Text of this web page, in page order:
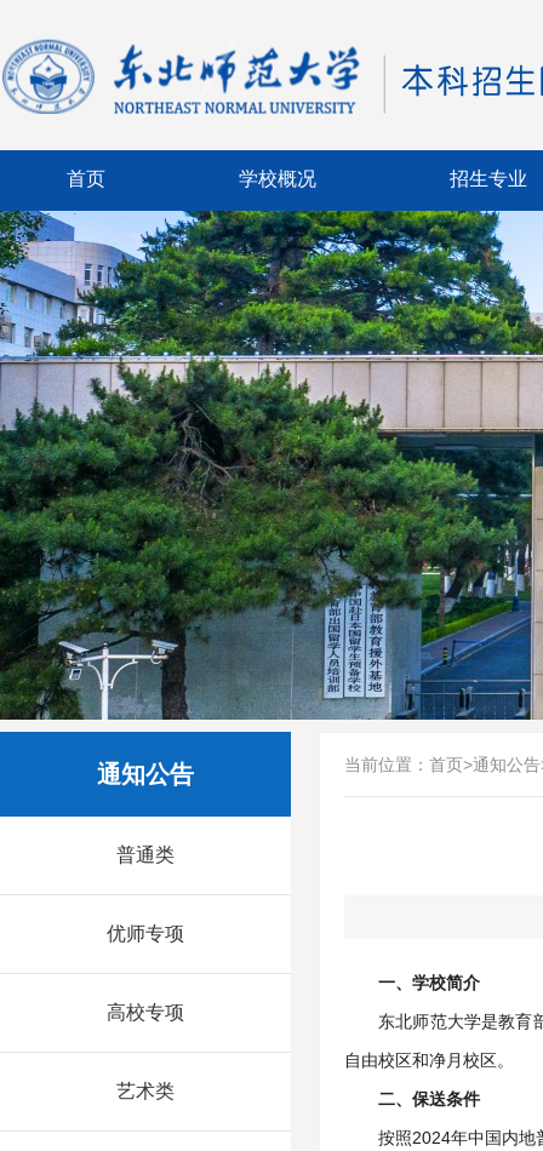
首页 学校概况 招生专业
通知公告
普通类
优师专项
高校专项
艺术类
当前位置： 首页>通知公告
一、学校简介
东北师范大学是教育
自由校区和净月校区。
二、保送条件
按照2024年中国内地